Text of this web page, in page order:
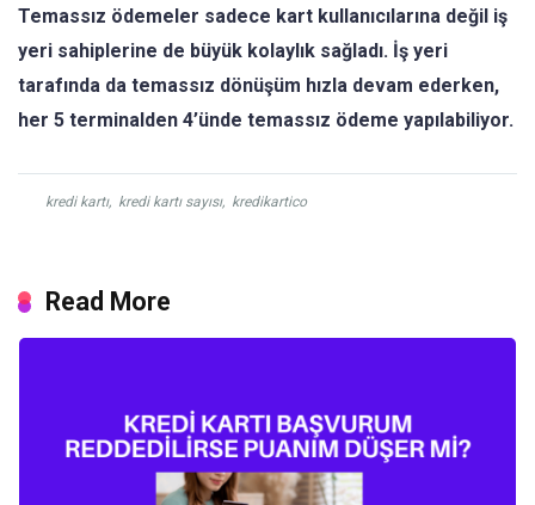
Temassız ödemeler sadece kart kullanıcılarına değil iş
yeri sahiplerine de büyük kolaylık sağladı. İş yeri
tarafında da temassız dönüşüm hızla devam ederken,
her 5 terminalden 4’ünde temassız ödeme yapılabiliyor.
kredi kartı, kredi kartı sayısı, kredikartico
Read More